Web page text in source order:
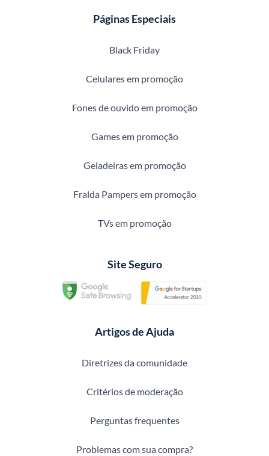
Páginas Especiais
Black Friday
Celulares em promoção
Fones de ouvido em promoção
Games em promoção
Geladeiras em promoção
Fralda Pampers em promoção
TVs em promoção
Site Seguro
Artigos de Ajuda
Diretrizes da comunidade
Critérios de moderação
Perguntas frequentes
Problemas com sua compra?